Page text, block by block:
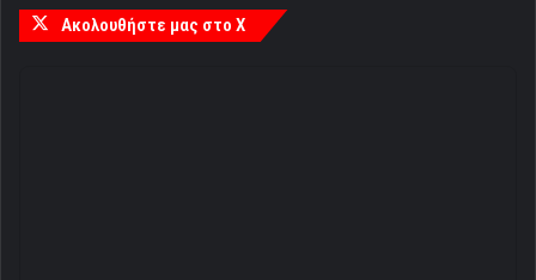
Ακολουθήστε μας στο X